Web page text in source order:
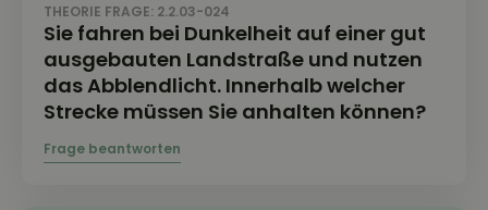
THEORIE FRAGE: 2.2.03-024
Sie fahren bei Dunkelheit auf einer gut
ausgebauten Landstraße und nutzen
das Abblendlicht. Innerhalb welcher
Strecke müssen Sie anhalten können?